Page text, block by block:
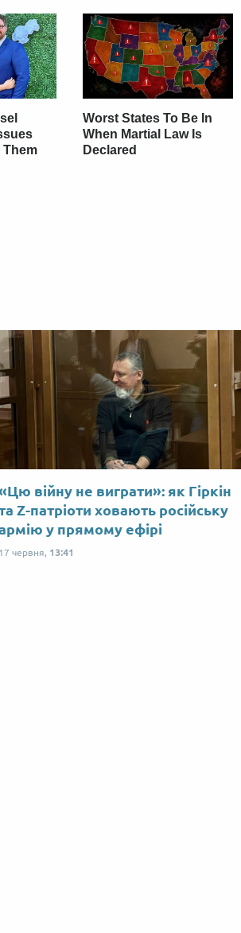
Them
Worst States To Be In
When Martial Law Is
Declared
війну не виграти»: як Гіркін
Z-патріоти ховають російську
у прямому ефірі
17 червня, 13:41